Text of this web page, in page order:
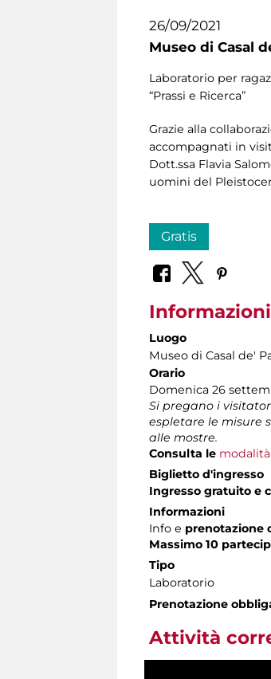
26/09/2021
Museo di Casal
Laboratorio per
“Prassi e Ricerca”
Grazie alla
accompagnati in
Dott.ssa Flavia
uomini del
Gratis
Informazioni
Luogo
Museo di Casal de'
Orario
Domenica 26
Si pregano i
espletare le misure
alle mostre.
Consulta le
Biglietto d'ingresso
Ingresso gratuito e
Informazioni
Info e prenotazione
Massimo 10
Tipo
Laboratorio
Prenotazione
Attività